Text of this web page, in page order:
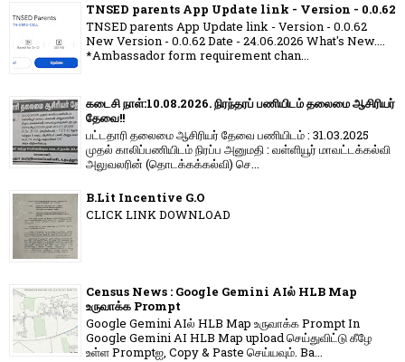
TNSED parents App Update link - Version - 0.0.62
TNSED parents App Update link - Version - 0.0.62
New Version - 0.0.62 Date - 24.06.2026 What's New....
*Ambassador form requirement chan...
கடைசி நாள்:10.08.2026. நிரந்தரப் பணியிடம் தலைமை ஆசிரியர்
தேவை!!
பட்டதாரி தலைமை ஆசிரியர் தேவை பணியிடம் : 31.03.2025
முதல் காலிப்பணியிடம் நிரப்ப அனுமதி : வள்ளியூர் மாவட்டக்கல்வி
அலுவலரின் (தொடக்கக்கல்வி) செ...
B.Lit Incentive G.O
CLICK LINK DOWNLOAD
Census News : Google Gemini AIல் HLB Map
உருவாக்க Prompt
Google Gemini AIல் HLB Map உருவாக்க Prompt In
Google Gemini AI HLB Map upload செய்துவிட்டு கீழே
உள்ள Promptஐ, Copy & Paste செய்யவும். Ba...